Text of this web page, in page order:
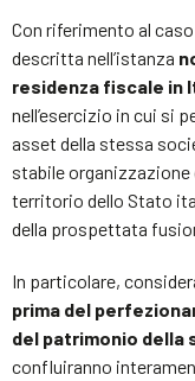
Con riferimento al
descritta nell’istanza
residenza fiscale in
nell’esercizio in cui si
asset della stessa
stabile
territorio dello Stato
della prospettata
In particolare,
prima del
del patrimonio
confluiranno